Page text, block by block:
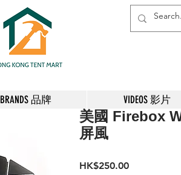
BRANDS 品牌 VIDEOS 影片
美國 Firebox
屏風
HK$250.00價